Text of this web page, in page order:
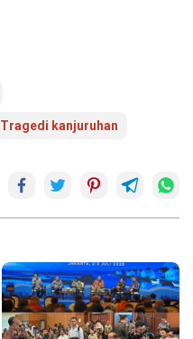
Tragedi kanjuruhan